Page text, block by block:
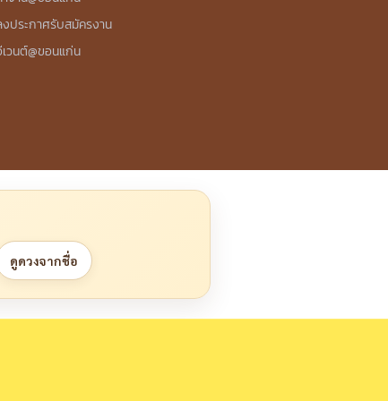
ประกาศรับสมัครงาน
วนต์@ขอนแก่น
ดูดวงจากชื่อ